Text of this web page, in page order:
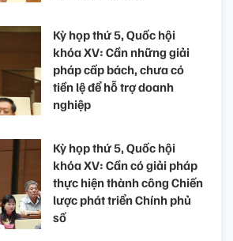
Kỳ họp thứ 5, Quốc hội
khóa XV: Cần những giải
pháp cấp bách, chưa có
tiền lệ để hỗ trợ doanh
nghiệp
Kỳ họp thứ 5, Quốc hội
khóa XV: Cần có giải pháp
thực hiện thành công Chiến
lược phát triển Chính phủ
số